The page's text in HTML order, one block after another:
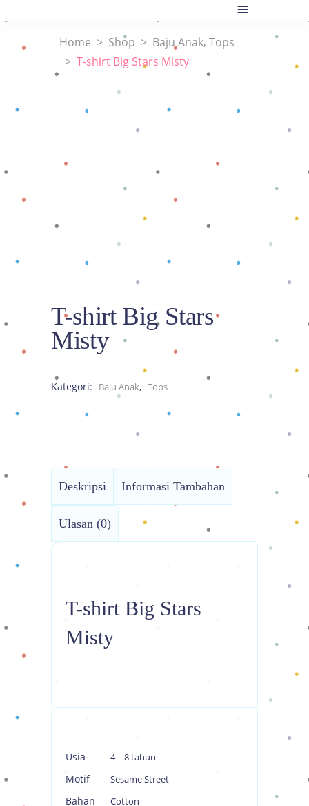
Home > Shop > Baju Anak, Tops
> T-shirt Big Stars Misty
T-shirt Big Stars
Misty
Kategori: Baju Anak, Tops
Deskripsi Informasi Tambahan
Ulasan (0)
T-shirt Big Stars
Misty
Usia 4 – 8 tahun
Motif Sesame Street
Bahan Cotton